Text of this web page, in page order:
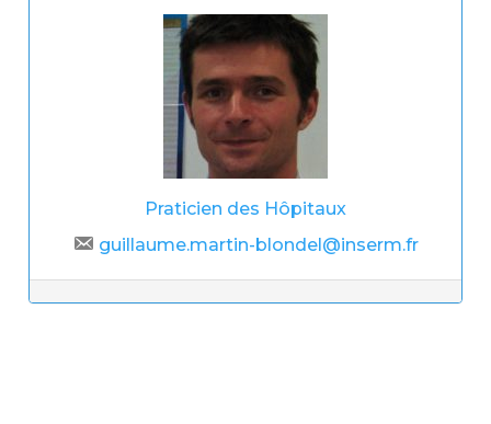
Praticien des Hôpitaux
guillaume.martin-blondel@inserm.fr